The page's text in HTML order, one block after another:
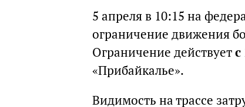
5 апреля в 10:15 на
ограничение движения
Ограничение действует
«Прибайкалье».
Видимость на трассе